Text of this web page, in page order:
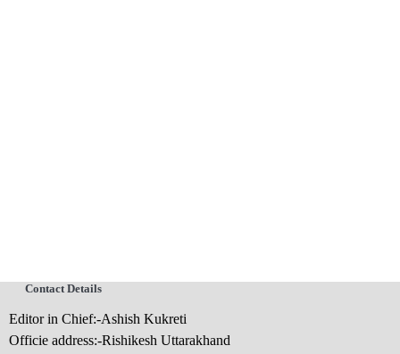
Contact Details
Editor in Chief:-Ashish Kukreti
Officie address:-Rishikesh Uttarakhand